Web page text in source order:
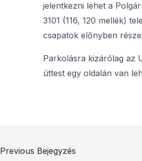
jelentkezni lehet a
3101 (116, 120 mellék)
csapatok előnyben
Parkolásra kizárólag az
úttest egy oldalán van
Previous Bejegyzés